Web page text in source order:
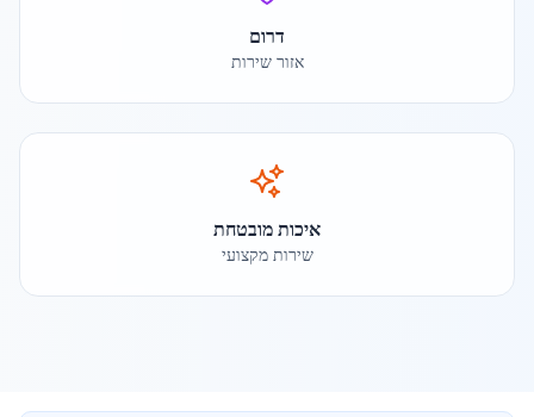
דרום
אזור שירות
איכות מובטחת
שירות מקצועי